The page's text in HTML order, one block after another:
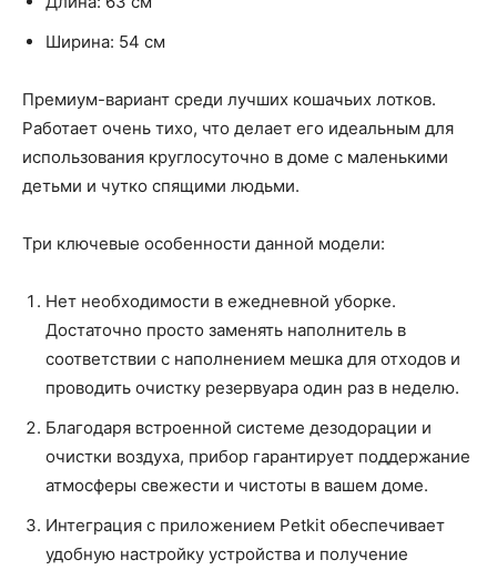
Ширина: 54 см
Премиум-вариант среди лучших кошачьих лотков.
Работает очень тихо, что делает его идеальным для
использования круглосуточно в доме с маленькими
детьми и чутко спящими людьми.
Три ключевые особенности данной модели:
Нет необходимости в ежедневной уборке.
Достаточно просто заменять наполнитель в
соответствии с наполнением мешка для отходов и
проводить очистку резервуара один раз в неделю.
Благодаря встроенной системе дезодорации и
очистки воздуха, прибор гарантирует поддержание
атмосферы свежести и чистоты в вашем доме.
Интеграция с приложением Petkit обеспечивает
удобную настройку устройства и получение